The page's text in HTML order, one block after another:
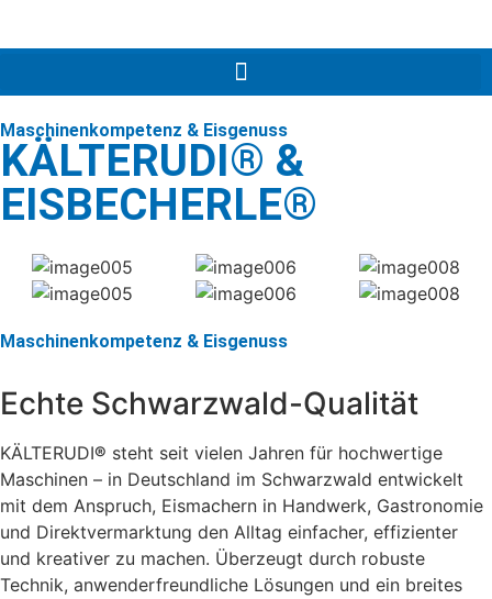
Maschinenkompetenz & Eisgenuss
KÄLTERUDI® &
EISBECHERLE®
Maschinenkompetenz & Eisgenuss
Echte Schwarzwald-Qualität
KÄLTERUDI® steht seit vielen Jahren für hochwertige
Maschinen – in Deutschland im Schwarzwald entwickelt
mit dem Anspruch, Eismachern in Handwerk, Gastronomie
und Direktvermarktung den Alltag einfacher, effizienter
und kreativer zu machen. Überzeugt durch robuste
Technik, anwenderfreundliche Lösungen und ein breites